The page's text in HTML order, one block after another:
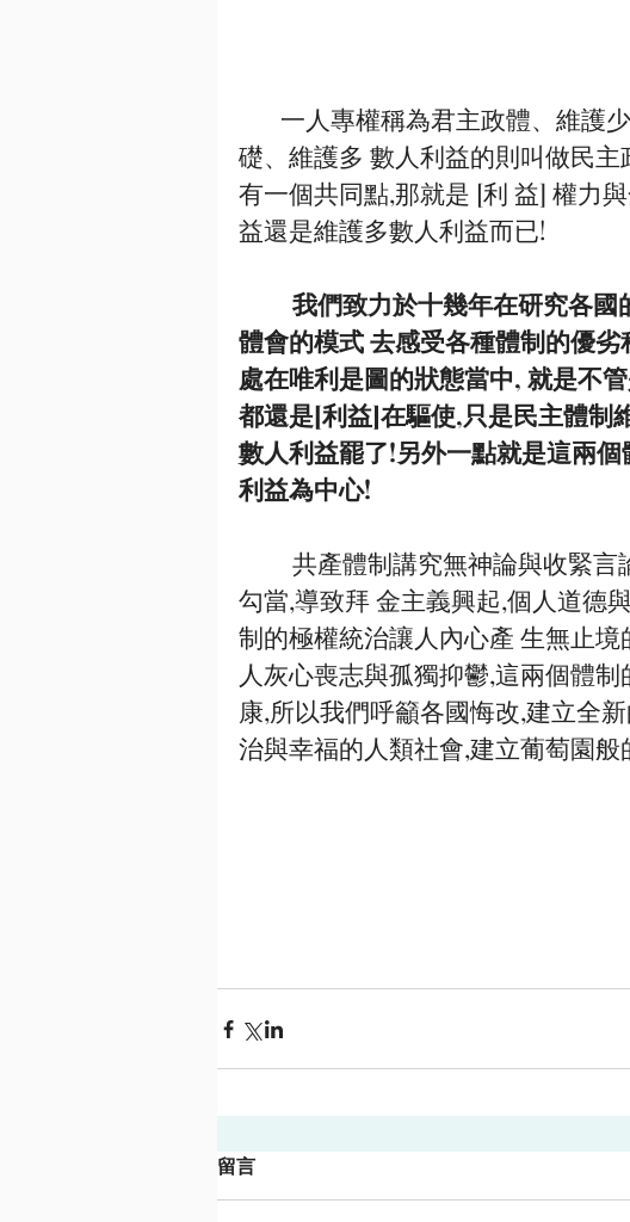
礎、維護多 數⼈利益的則叫做民
有⼀個共同點,那就是 [利 益] 權⼒
益還是維護多數⼈利益⽽已!
我們致⼒於⼗幾年在研究各
體會的模式 去感受各種體制的優
處在唯利是圖的狀態當中, 就是不
都還是[利益]在驅使,只是民主體制
數⼈利益罷了!另外⼀點就是這兩
利益為中⼼!
勾當,導致拜 ⾦主義興起,個⼈道德
制的極權統治讓⼈內⼼產 ⽣無⽌
⼈灰⼼喪志與孤獨抑鬱,這兩個體
康,所以我們呼籲各國悔改,建⽴全
治與幸福的⼈類社會,建⽴葡萄園
留言